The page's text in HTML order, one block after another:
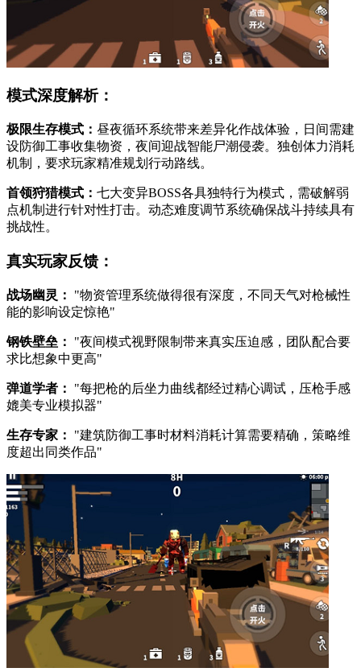
模式深度解析：
极限生存模式： 昼夜循环系统带来差异化作战体验，日间需建
设防御工事收集物资，夜间迎战智能尸潮侵袭。独创体力消耗
机制，要求玩家精准规划行动路线。
首领狩猎模式： 七大变异BOSS各具独特行为模式，需破解弱
点机制进行针对性打击。动态难度调节系统确保战斗持续具有
挑战性。
真实玩家反馈：
战场幽灵：
"物资管理系统做得很有深度，不同天气对枪械性
能的影响设定惊艳"
钢铁壁垒：
"夜间模式视野限制带来真实压迫感，团队配合要
求比想象中更高"
弹道学者：
"每把枪的后坐力曲线都经过精心调试，压枪手感
媲美专业模拟器"
生存专家：
"建筑防御工事时材料消耗计算需要精确，策略维
度超出同类作品"